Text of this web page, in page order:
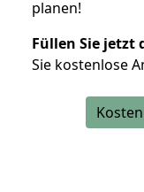
planen!
Füllen Sie jetzt
Sie kostenlose